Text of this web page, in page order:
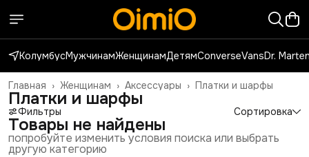
КолумбусМужчинамЖенщинамДетямConverseVansDr.
Платки и шарфы
Аксессуары ›
Женщинам ›
Главная ›
Платки и шарфы
Фильтры Сортировка
Товары не найдены
попробуйте изменить условия поиска или выбрать
другую категорию